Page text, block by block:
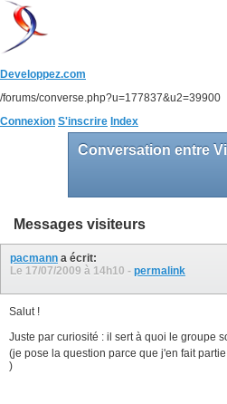
Developpez.com
/forums/converse.php?u=177837&u2=39900
Connexion S'inscrire Index
Messages visiteurs
pacmann a écrit:
Le 17/07/2009 à 14h10 - permalink
Salut !
Juste par curiosité : il sert à quoi le groupe
(je pose la question parce que j'en fait
)